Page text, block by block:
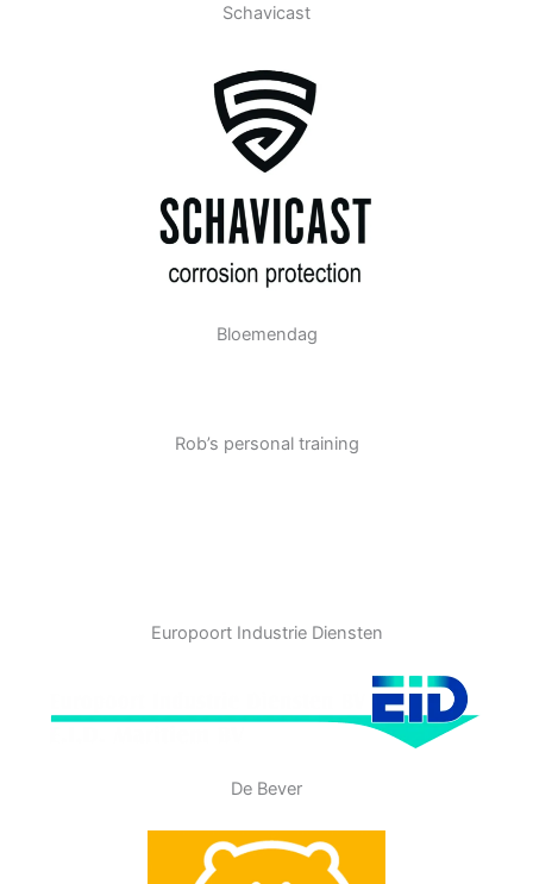
Schavicast
Bloemendag
Rob’s personal training
Europoort Industrie Diensten
De Bever